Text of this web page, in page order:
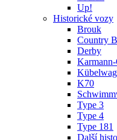
Up!
Historické vozy
Brouk
Country
Derby
K70
Type 3
Type 4
Type 181
Další